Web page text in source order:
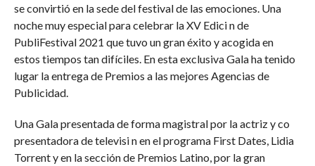
se convirtió en la sede del festival de las emociones. Una
noche muy especial para celebrar la XV Edici n de
PubliFestival 2021 que tuvo un gran éxito y acogida en
estos tiempos tan difíciles. En esta exclusiva Gala ha tenido
lugar la entrega de Premios a las mejores Agencias de
Publicidad.
Una Gala presentada de forma magistral por la actriz y co
presentadora de televisi n en el programa First Dates, Lidia
Torrent y en la sección de Premios Latino, por la gran